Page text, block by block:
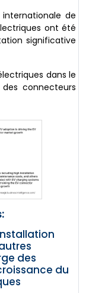
de
ont été
significative
dans le
connecteurs
des
du